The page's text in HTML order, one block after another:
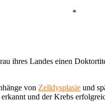
*
ihres Landes einen
von Zelldysplasie und
und der Krebs